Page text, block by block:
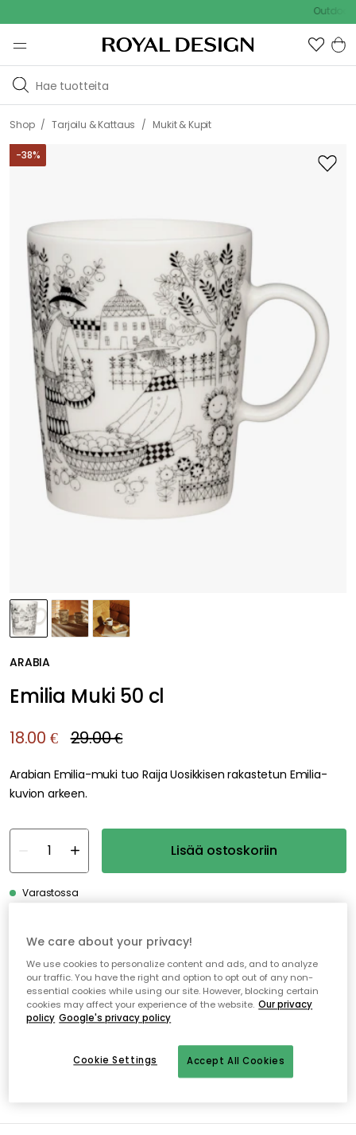
Outdoor
Shop / Tarjoilu & Kattaus / Mukit & Kupit
-38%
ARABIA
Emilia Muki 50 cl
18.00 € 29.00 €
Arabian Emilia-muki tuo Raija Uosikkisen rakastetun Emilia-
kuvion arkeen.
Lisää ostoskoriin
Varastossa
Ilmainen toimitus yli 79 €*
Nopeat ja joustavat toimitukset
Avoin palautusoikeus 30 päivän ajan
We care about your privacy!
We use cookies to personalize content and ads, and to analyze
our traffic. You have the right and option to opt out of any non-
essential cookies while using our site. However, blocking certain
cookies may affect your experience of the website. Our privacy
policy Google's privacy policy
Accept All Cookies
Cookie Settings